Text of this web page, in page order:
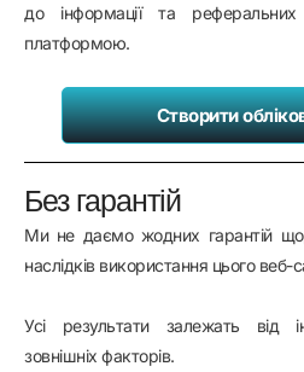
до інформації та
платформою.
Створити
Без гарантій
Ми не даємо жодних гарантій
наслідків використання цього веб-
Усі результати залежать від
зовнішніх факторів.